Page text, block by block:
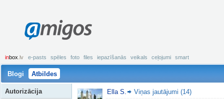
amigos
inbox .lv e-pasts spēles foto files iepazīšanās veikals ceļojumi smart
Blogi Atbildes
Ella S. Viņas jautājumi (14)
Autorizācija